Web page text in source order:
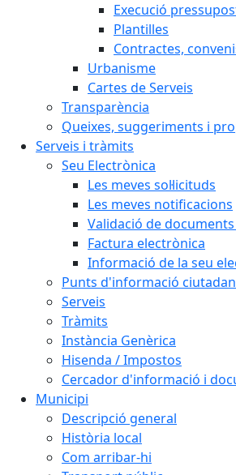
Execució
Plantilles
Contractes,
Urbanisme
Cartes de Serveis
Transparència
Queixes, suggeriments i
Serveis i tràmits
Seu Electrònica
Les meves sol·licituds
Les meves notificacions
Validació de
Factura electrònica
Informació de la seu
Punts d'informació
Serveis
Tràmits
Instància Genèrica
Hisenda / Impostos
Cercador d'informació i
Municipi
Descripció general
Història local
Com arribar-hi